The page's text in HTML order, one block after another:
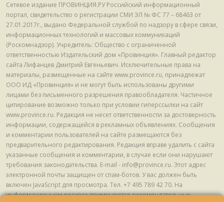
Сетевое издание ПРОВИНЦИЯ.РУ Российский информационный
портал, свидетельство о регистрации СМИ ЭЛ № ФС 77 – 68463 от
27.01.2017г., выдано Федеральной службой по надзору в сфере связи,
информационных технологий и массовых коммуникаций
(Роскомнадзор). Учредитель: Общество с ограниченной
ответственностью Издательский дом «Провинция». Главный редактор
сайта Лифанцев Дмитрий Евгеньевич. Исключительные права на
материалы, размещенные на сайте www.province.ru, принадлежат
ООО ИД «Провинция» и не могут быть использованы другими
лицами без письменного разрешения правообладателя. Частичное
цитирование возможно только при условии гиперссылки на сайт
www.province.ru. Редакция не несет ответственности за достоверность
информации, содержащейся в рекламных объявлениях. Сообщения
и комментарии пользователей на сайте размещаются без
предварительного редактирования. Редакция вправе удалить с сайта
указанные сообщения и комментарии, в случае если они нарушают
требования законодательства. E-mail - info@province.ru. Этот адрес
электронной почты защищен от спам-ботов. У вас должен быть
включен JavaScript для просмотра. Tел. +7 495 789 42 70. На
информационном ресурсе применяются рекомендательные